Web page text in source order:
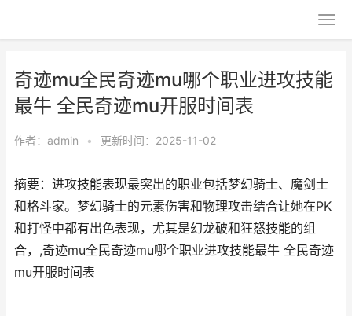
奇迹mu全民奇迹mu哪个职业进攻技能
最牛 全民奇迹mu开服时间表
作者： admin • 更新时间：2025-11-02
摘要：进攻技能表现最突出的职业包括梦幻骑士、魔剑士
和格斗家。梦幻骑士的元素伤害和物理攻击结合让她在PK
和打怪中都有出色表现，尤其是幻龙破和狂怒技能的组
合，,奇迹mu全民奇迹mu哪个职业进攻技能最牛 全民奇迹
mu开服时间表